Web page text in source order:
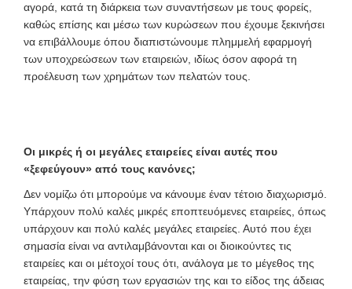
αγορά, κατά τη διάρκεια των συναντήσεων με τους φορείς,
καθώς επίσης και μέσω των κυρώσεων που έχουμε ξεκινήσει
να επιβάλλουμε όπου διαπιστώνουμε πλημμελή εφαρμογή
των υποχρεώσεων των εταιρειών, ιδίως όσον αφορά τη
προέλευση των χρημάτων των πελατών τους.
Οι μικρές ή οι μεγάλες εταιρείες είναι αυτές που
«ξεφεύγουν» από τους κανόνες;
Δεν νομίζω ότι μπορούμε να κάνουμε έναν τέτοιο διαχωρισμό.
Υπάρχουν πολύ καλές μικρές εποπτευόμενες εταιρείες, όπως
υπάρχουν και πολύ καλές μεγάλες εταιρείες. Αυτό που έχει
σημασία είναι να αντιλαμβάνονται και οι διοικούντες τις
εταιρείες και οι μέτοχοί τους ότι, ανάλογα με το μέγεθος της
εταιρείας, την φύση των εργασιών της και το είδος της άδειας